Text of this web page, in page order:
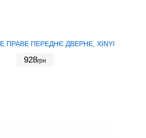
ПРАВЕ ПЕРЕДНЄ ДВЕРНЕ, XINYI
928грн